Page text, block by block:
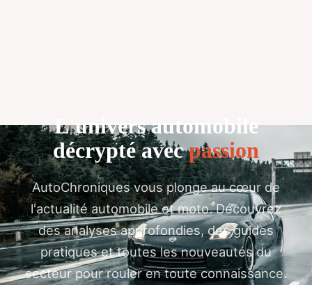
L'univers automobile
décrypté avecpassion
AutoChroniques vous plonge au cœur de
l'actualité automobile et moto. Découvrez
des analyses approfondies, des guides
pratiques et toutes les nouveautés du
secteur pour rouler en toute connaissance.